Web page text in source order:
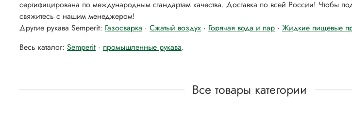
сертифицирована по международным стандартам качества. Доставка по всей России! Чтобы
свяжитесь с нашим менеджером!
Другие рукава Semperit: Газосварка · Сжатый воздух · Горячая вода и пар · Жидкие пищевые
Весь каталог: Semperit · промышленные рукава.
Все товары категории